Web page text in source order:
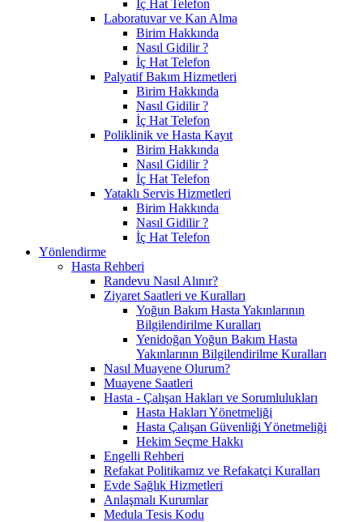
İç Hat Telefon
Laboratuvar ve Kan Alma
Birim Hakkında
Nasıl Gidilir ?
İç Hat Telefon
Palyatif Bakım Hizmetleri
Birim Hakkında
Nasıl Gidilir ?
İç Hat Telefon
Poliklinik ve Hasta Kayıt
Birim Hakkında
Nasıl Gidilir ?
İç Hat Telefon
Yataklı Servis Hizmetleri
Birim Hakkında
Nasıl Gidilir ?
İç Hat Telefon
Yönlendirme
Hasta Rehberi
Randevu Nasıl Alınır?
Ziyaret Saatleri ve Kuralları
Yoğun Bakım Hasta Yakınlarının
Bilgilendirilme Kuralları
Yenidoğan Yoğun Bakım Hasta
Yakınlarının Bilgilendirilme Kuralları
Nasıl Muayene Olurum?
Muayene Saatleri
Hasta - Çalışan Hakları ve Sorumlulukları
Hasta Hakları Yönetmeliği
Hasta Çalışan Güvenliği Yönetmeliği
Hekim Seçme Hakkı
Engelli Rehberi
Refakat Politikamız ve Refakatçi Kuralları
Evde Sağlık Hizmetleri
Anlaşmalı Kurumlar
Medula Tesis Kodu